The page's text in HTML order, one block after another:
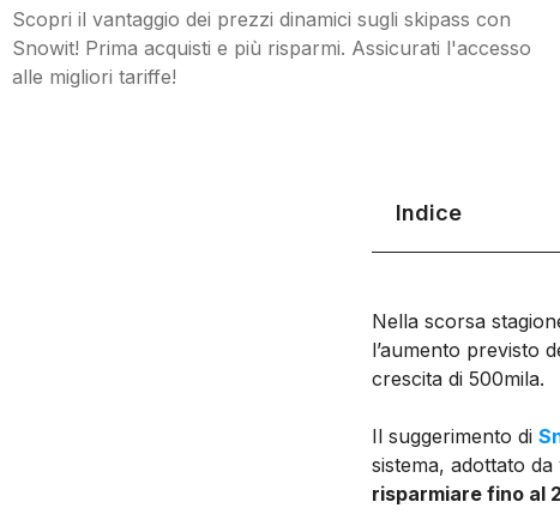
Scopri il vantaggio dei prezzi dinamici sugli skipass con
Snowit! Prima acquisti e più risparmi. Assicurati l'accesso
alle migliori tariffe!
Indice
Nella scorsa
l’aumento previsto
crescita di 500mila.
Il suggerimento di
sistema, adottato
risparmiare fino al